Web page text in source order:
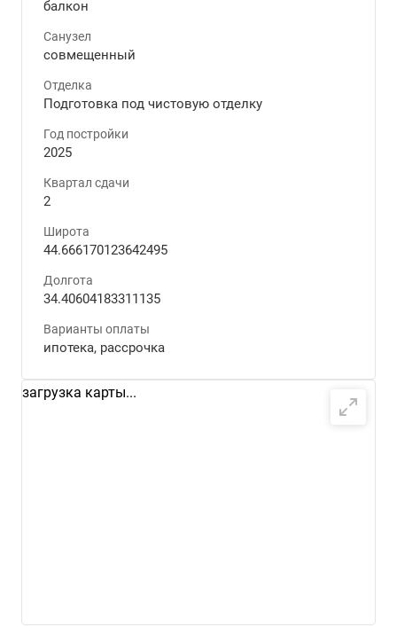
балкон
Санузел
совмещенный
Отделка
Подготовка под чистовую отделку
Год постройки
2025
Квартал сдачи
2
Широта
44.666170123642495
Долгота
34.40604183311135
Варианты оплаты
ипотека, рассрочка
загрузка карты...